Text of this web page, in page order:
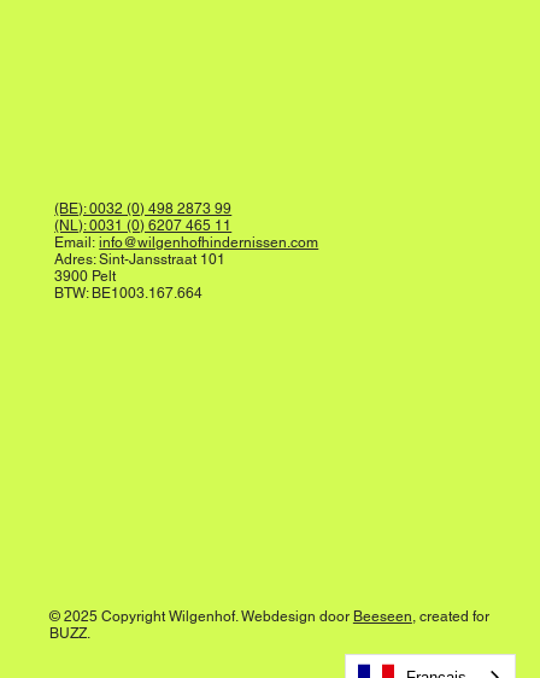
© 2025 Copyright Wilgenhof. Webdesign door Beeseen, created for
BUZZ.
(BE): 0032 (0) 498 2873 99
(NL): 0031 (0) 6207 465 11
Email:info@wilgenhofhindernissen.com
Adres: Sint-Jansstraat 101
3900 Pelt
BTW: BE1003.167.664